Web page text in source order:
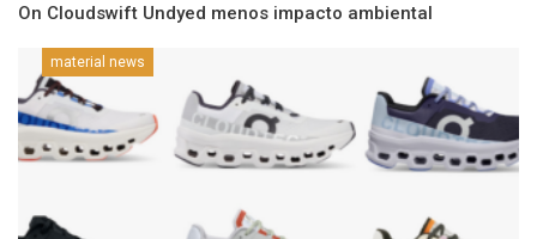
On Cloudswift Undyed menos impacto ambiental
material news